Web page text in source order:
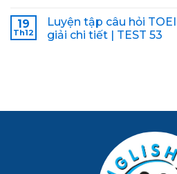
19
Th12
Luyện tập câu hỏi
giải chi tiết | TEST 53